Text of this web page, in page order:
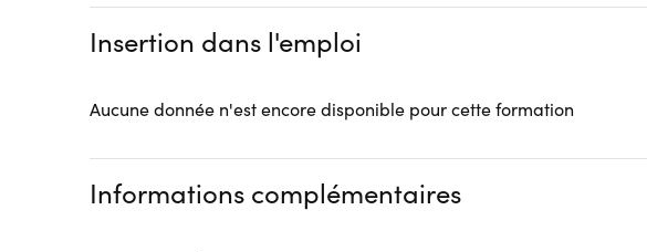
Insertion dans l'emploi
Aucune donnée n'est encore disponible pour cette formation
Informations complémentaires